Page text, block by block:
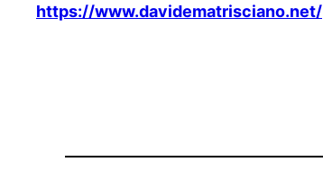
https://www.davidematrisciano.net/